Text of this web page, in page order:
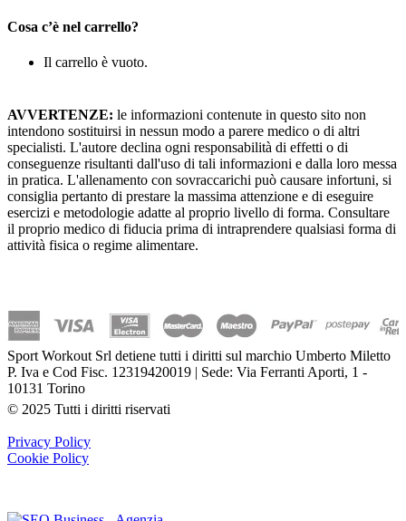
Cosa c’è nel carrello?
Il carrello è vuoto.
AVVERTENZE: le informazioni contenute in questo sito non
intendono sostituirsi in nessun modo a parere medico o di altri
specialisti. L'autore declina ogni responsabilità di effetti o di
conseguenze risultanti dall'uso di tali informazioni e dalla loro messa
in pratica. L'allenamento con sovraccarichi può causare infortuni, si
consiglia pertanto di prestare la massima attenzione e di eseguire
esercizi e metodologie adatte al proprio livello di forma. Consultare
il proprio medico di fiducia prima di intraprendere qualsiasi forma di
attività fisica o regime alimentare.
Sport Workout Srl detiene tutti i diritti sul marchio Umberto Miletto
P. Iva e Cod Fisc. 12319420019 | Sede: Via Ferranti Aporti, 1 -
10131 Torino
© 2025 Tutti i diritti riservati
Privacy Policy
Cookie Policy